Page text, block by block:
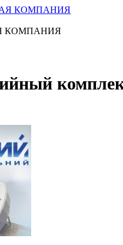
КОМПАНИЯ